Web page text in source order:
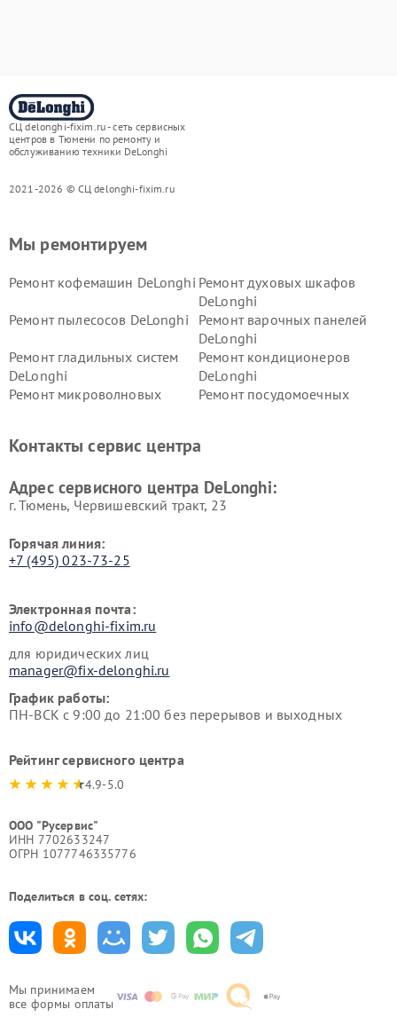
СЦ delonghi-fixim.ru - сеть сервисных
центров в Тюмени по ремонту и
обслуживанию техники DeLonghi
2021-2026 © СЦ delonghi-fixim.ru
Мы принимаем
все формы оплаты
Мы ремонтируем
Ремонт кофемашин DeLonghi Ремонт духовых шкафов
DeLonghi
Ремонт пылесосов DeLonghi
Ремонт варочных панелей
DeLonghi
Ремонт гладильных систем
DeLonghi
Ремонт кондиционеров
DeLonghi
Ремонт микроволновых
Ремонт посудомоечных
DeLonghi
DeLonghi
Контакты сервис центра
Адрес сервисного центра DeLonghi:
г. Тюмень, ​Червишевский тракт, 23
Горячая линия:
+7 (495) 023-73-25
Электронная почта:
info@delonghi-fixim.ru
для юридических лиц
manager@fix-delonghi.ru
График работы:
ПН-ВСК с 9:00 до 21:00 без перерывов и выходных
Рейтинг сервисного центра
4.9-5.0
ООО "Русервис"
ИНН 7702633247
ОГРН 1077746335776
Поделиться в соц. сетях: